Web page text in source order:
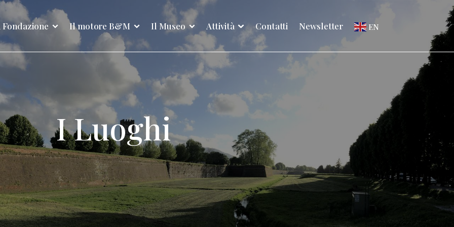
Fondazione Il motore B&M Il Museo Attività Contatti Newsletter EN
I Luoghi